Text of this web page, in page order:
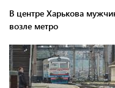
В центре Харькова
возле метро